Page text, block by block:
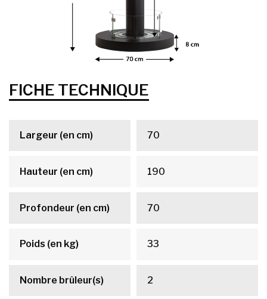
FICHE TECHNIQUE
Largeur (en cm) 70
Hauteur (en cm) 190
Profondeur (en cm) 70
Poids (en kg) 33
Nombre brûleur(s) 2